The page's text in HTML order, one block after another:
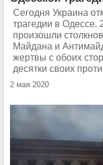
Сегодня Украина
трагедии в Одессе.
произошли
Майдана и
жертвы с обоих
десятки своих
2 мая 2020